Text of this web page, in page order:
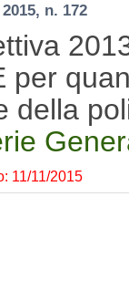
n. 172
per
della
11/11/2015